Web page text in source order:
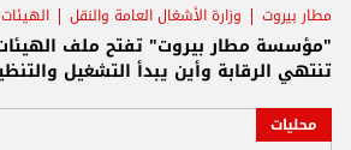
مطار بيروت وزارة الأشغال العامة والنقل
"مؤسسة مطار بيروت" تفتح ملف
تنتهي الرقابة وأين يبدأ التشغيل
محليات